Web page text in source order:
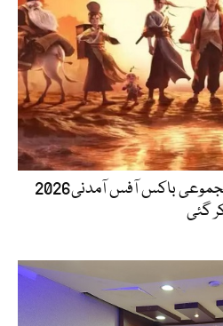
چین کی فلمی صنعت کی مجموعی باکس آفس آمدنی2026